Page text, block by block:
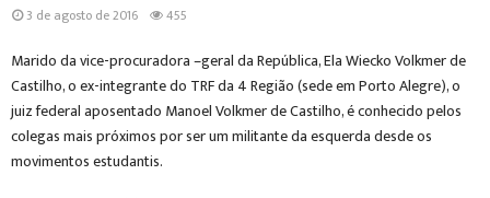
3 de agosto de 2016 455
Marido da vice-procuradora –geral da República, Ela Wiecko Volkmer de
Castilho, o ex-integrante do TRF da 4 Região (sede em Porto Alegre), o
juiz federal aposentado Manoel Volkmer de Castilho, é conhecido pelos
colegas mais próximos por ser um militante da esquerda desde os
movimentos estudantis.